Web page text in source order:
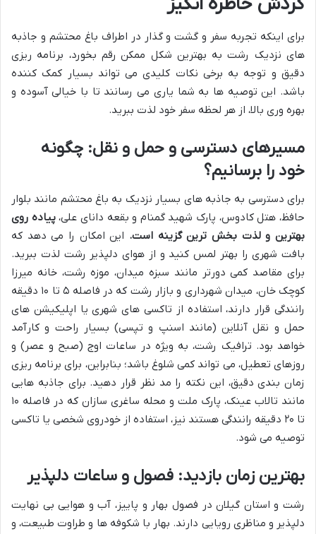
برای اینکه تجربه سفر و گشت و گذار در اطراف باغ محتشم و جاذبه
های نزدیک رشت به بهترین شکل ممکن رقم بخورد، برنامه ریزی
دقیق و توجه به برخی نکات کلیدی می تواند بسیار کمک کننده
باشد. این توصیه ها به شما یاری می رسانند تا با خیالی آسوده و
بهره وری بالا، از هر لحظه سفر خود لذت ببرید.
مسیرهای دسترسی و حمل و نقل: چگونه
خود را برسانیم؟
برای دسترسی به جاذبه های بسیار نزدیک به باغ محتشم مانند بلوار
حافظ، هتل کادوس، پارک شهید گمنام و بقعه دانای علی،پیاده روی
بهترین و لذت بخش ترین گزینه است. این امکان را می دهد که
بافت شهری را بهتر لمس کنید و از هوای دلپذیر رشت لذت ببرید.
برای مقاصد کمی دورتر مانند سبزه میدان، موزه رشت، خانه میرزا
کوچک خان، میدان شهرداری و بازار رشت که در فاصله ۵ تا ۱۰ دقیقه
رانندگی قرار دارند، استفاده از تاکسی های شهری یا اپلیکیشن های
حمل و نقل آنلاین (مانند اسنپ و تپسی) بسیار راحت و کارآمد
خواهد بود. ترافیک رشت، به ویژه در ساعات اوج (صبح و عصر) و
روزهای تعطیل، می تواند کمی شلوغ باشد؛ بنابراین، برای برنامه ریزی
زمان بندی دقیق، این نکته را مد نظر قرار دهید. برای جاذبه هایی
مانند تالاب عینک، پارک ملت و محله ساغری سازان که در فاصله ۱۰
تا ۲۰ دقیقه رانندگی هستند نیز، استفاده از خودروی شخصی یا تاکسی
توصیه می شود.
بهترین زمان بازدید: فصول و ساعات دلپذیر
رشت و استان گیلان در فصول بهار و پاییز، آب و هوایی بی نهایت
دلپذیر و مناظری رویایی دارند. بهار با شکوفه ها و طراوت طبیعت، و